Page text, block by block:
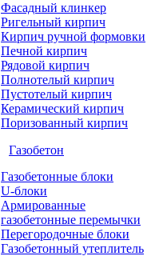
Фасадный клинкер
Ригельный кирпич
Кирпич ручной формовки
Печной кирпич
Рядовой кирпич
Полнотелый кирпич
Пустотелый кирпич
Керамический кирпич
Поризованный кирпич
Газобетон
Газобетонные блоки
U-блоки
Армированные
газобетонные перемычки
Перегородочные блоки
Газобетонный утеплитель